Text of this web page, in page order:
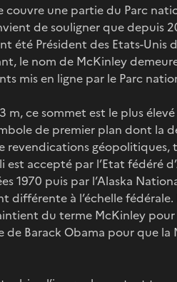
couvre une partie du Parc
de souligner que depuis
été Président des Etats-
le nom de McKinley
mis en ligne par le Parc
m, ce sommet est le plus
de premier plan dont la
revendications
est accepté par l’Etat fédéré
1970 puis par l’Alaska
différente à l’échelle
du terme McKinley
de Barack Obama pour que